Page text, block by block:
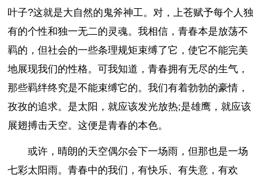
叶子?这就是大自然的鬼斧神工。对，上苍赋予每个人独
有的个性和独一无二的灵魂。我相信，青春本是放荡不
羁的，但社会的一些条理规矩束缚了它，使它不能完美
地展现我们的性格。可我知道，青春拥有无尽的生气，
那些羁绊终究是不能束缚它的。我们有着勃勃的豪情，
孜孜的追求。是太阳，就应该发光放热;是雄鹰，就应该
展翅搏击天空。这便是青春的本色。
或许，晴朗的天空偶尔会下一场雨，但那也是一场
七彩太阳雨。青春中的我们，有快乐、有失意，有欢